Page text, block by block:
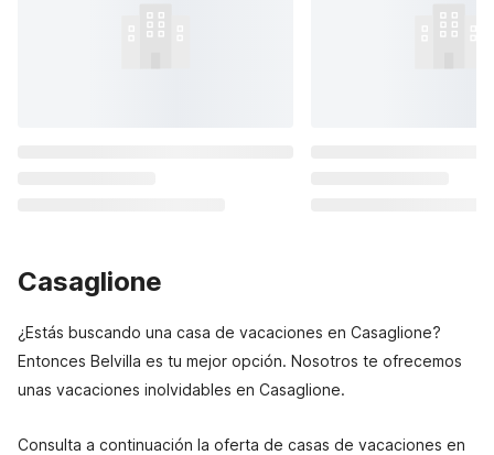
Casaglione
¿Estás buscando una casa de vacaciones en Casaglione?
Entonces Belvilla es tu mejor opción. Nosotros te ofrecemos
unas vacaciones inolvidables en Casaglione.
Consulta a continuación la oferta de casas de vacaciones en